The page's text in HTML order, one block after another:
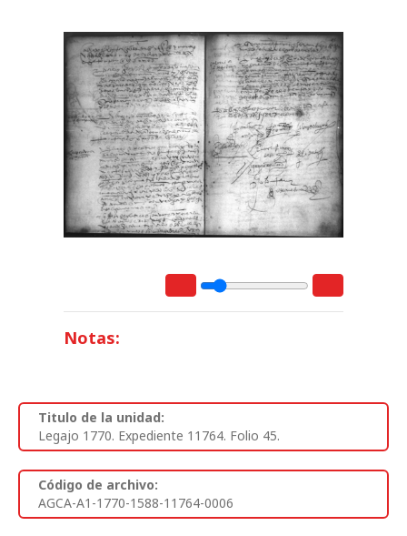
Notas:
Titulo de la unidad:
Legajo 1770. Expediente 11764. Folio 45.
Código de archivo:
AGCA-A1-1770-1588-11764-0006